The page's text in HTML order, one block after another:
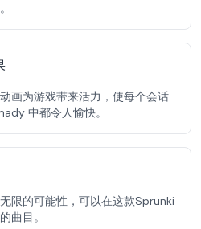
画为游戏带来活力，使每个会话
中都令人愉快。
限的可能性，可以在这款Sprunki
曲目。